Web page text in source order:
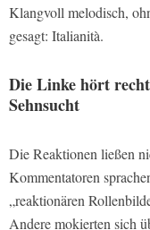
Klangvoll melodisch,
gesagt: Italianità.
Die Linke hört
Sehnsucht
Die Reaktionen ließen
Kommentatoren
„reaktionären
Andere mokierten sich